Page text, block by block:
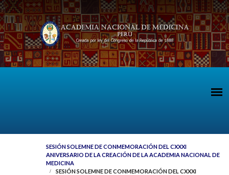
Pasar al contenido principal
SESIÓN SOLEMNE DE CONMEMORACIÓN DEL CXXXI
ANIVERSARIO DE LA CREACIÓN DE LA ACADEMIA NACIONAL DE
MEDICINA
SESIÓN SOLEMNE DE CONMEMORACIÓN DEL CXXXI